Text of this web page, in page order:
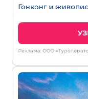
Гонконг и
Реклама: ООО